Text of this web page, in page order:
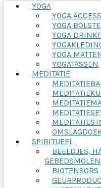
YOGA
YOGA
YOGA
YOGA
YOGA
YOGATASSEN
MEDITATIE
SPIRITUEEL
BEELDJES,
BIOTENSORS